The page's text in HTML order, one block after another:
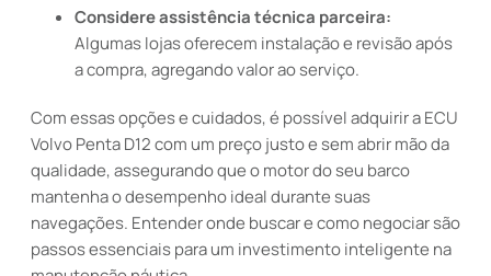
Considere assistência técnica parceira:
Algumas lojas oferecem instalação e revisão após
a compra, agregando valor ao serviço.
Com essas opções e cuidados, é possível adquirir a ECU
Volvo Penta D12 com um preço justo e sem abrir mão da
qualidade, assegurando que o motor do seu barco
mantenha o desempenho ideal durante suas
navegações. Entender onde buscar e como negociar são
passos essenciais para um investimento inteligente na